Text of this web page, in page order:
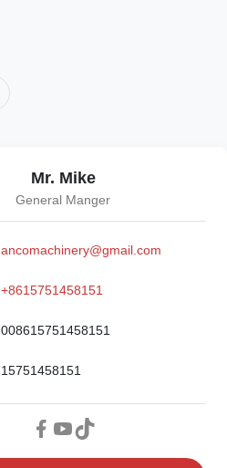
Mr. Mike
General Manger
ancomachinery@gmail.com
+8615751458151
008615751458151
15751458151